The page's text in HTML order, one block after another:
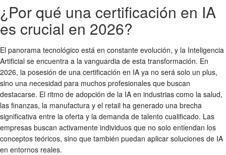
¿Por qué una certificación en IA
es crucial en 2026?
El panorama tecnológico está en constante evolución, y la Inteligencia
Artificial se encuentra a la vanguardia de esta transformación. En
2026, la posesión de una certificación en IA ya no será solo un plus,
sino una necesidad para muchos profesionales que buscan
destacarse. El ritmo de adopción de la IA en industrias como la salud,
las finanzas, la manufactura y el retail ha generado una brecha
significativa entre la oferta y la demanda de talento cualificado. Las
empresas buscan activamente individuos que no solo entiendan los
conceptos teóricos, sino que también puedan aplicar soluciones de IA
en entornos reales.